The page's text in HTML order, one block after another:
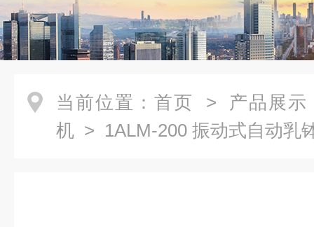
当前位置： 首页 > 产品展示
机 > 1ALM-200 振动式自动乳